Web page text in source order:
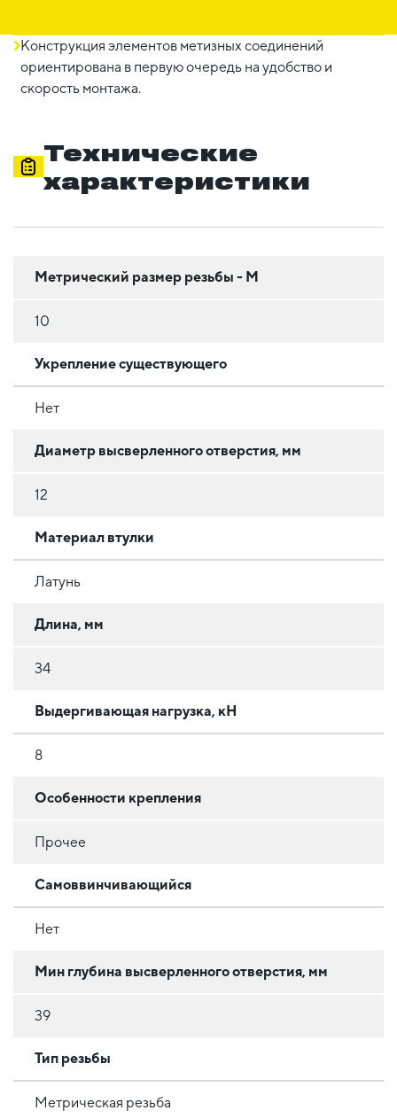
Конструкция элементов метизных соединений
ориентирована в первую очередь на удобство и
скорость монтажа.
Технические
характеристики
Метрический размер резьбы - М
10
Укрепление существующего
Нет
Диаметр высверленного отверстия, мм
12
Материал втулки
Латунь
Длина, мм
34
Выдергивающая нагрузка, кН
8
Особенности крепления
Прочее
Самоввинчивающийся
Нет
Мин глубина высверленного отверстия, мм
39
Тип резьбы
Метрическая резьба